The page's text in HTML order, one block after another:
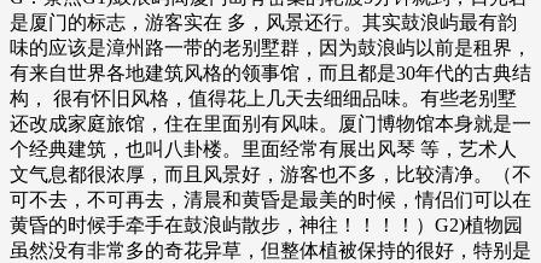
是厦门的标志，游客实在 多，风景还行。其实鼓浪屿最有韵
味的应该是漳州路一带的老别墅群，因为鼓浪屿以前是租界，
有来自世界各地建筑风格的领事馆，而且都是30年代的古典结
构， 很有怀旧风格，值得花上几天去细细品味。有些老别墅
还改成家庭旅馆，住在里面别有风味。厦门博物馆本身就是一
个经典建筑，也叫八卦楼。里面经常有展出风琴 等，艺术人
文气息都很浓厚，而且风景好，游客也不多，比较清净。（不
可不去，不可再去，清晨和黄昏是最美的时候，情侣们可以在
黄昏的时候手牵手在鼓浪屿散步，神往！！！！）G2)植物园
虽然没有非常多的奇花异草，但整体植被保持的很好，特别是